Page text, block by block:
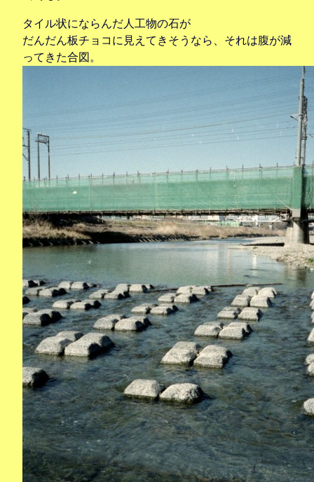
タイル状にならんだ人工物の石が
だんだん板チョコに見えてきそうなら、それは腹が減
ってきた合図。